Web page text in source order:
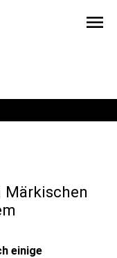
menu
Märkischen
einige